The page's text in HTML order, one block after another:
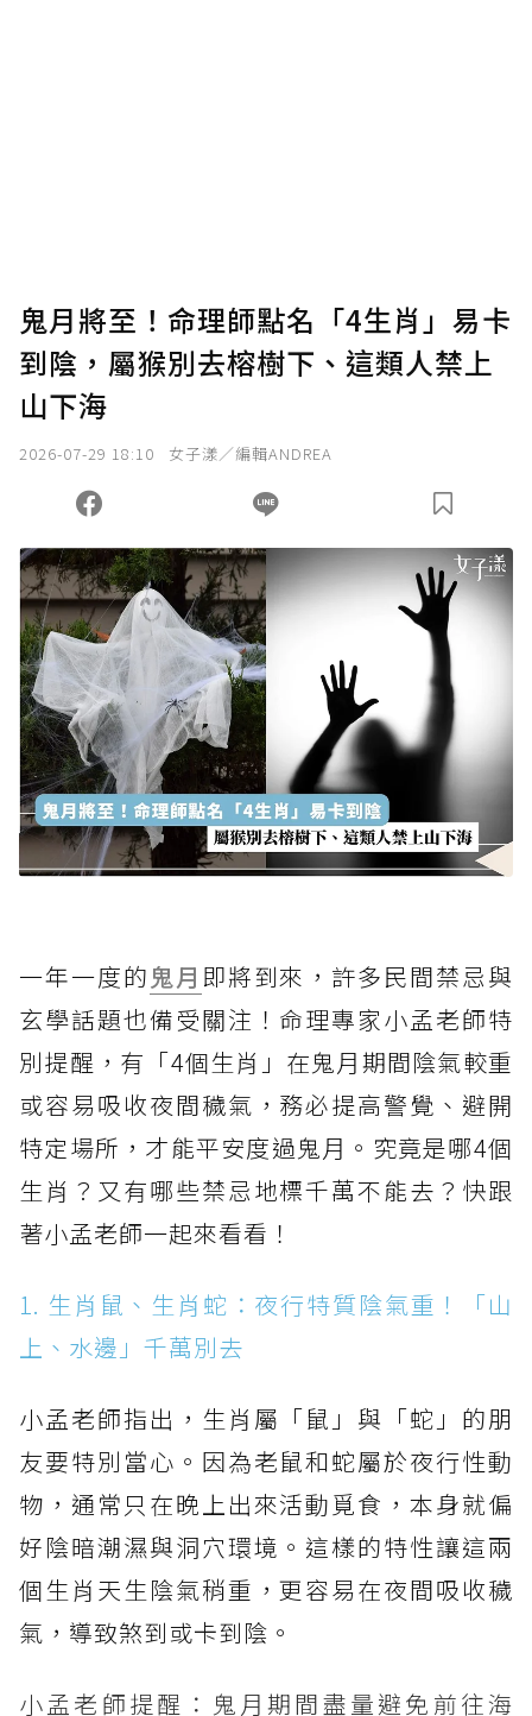
鬼月將至！命理師點名「4生肖」易卡
到陰，屬猴別去榕樹下、這類人禁上
山下海
2026-07-29 18:10 女子漾／編輯ANDREA
一年一度的鬼月 即將到來，許多民間禁忌與
玄學話題也備受關注！命理專家小孟老師特
別提醒，有「4個生肖」在鬼月期間陰氣較重
或容易吸收夜間穢氣，務必提高警覺、避開
特定場所，才能平安度過鬼月。究竟是哪4個
生肖？又有哪些禁忌地標千萬不能去？快跟
著小孟老師一起來看看！
1. 生肖鼠、生肖蛇：夜行特質陰氣重！「山
上、水邊」千萬別去
小孟老師指出，生肖屬「鼠」與「蛇」的朋
友要特別當心。因為老鼠和蛇屬於夜行性動
物，通常只在晚上出來活動覓食，本身就偏
好陰暗潮濕與洞穴環境。這樣的特性讓這兩
個生肖天生陰氣稍重，更容易在夜間吸收穢
氣，導致煞到或卡到陰。
小孟老師提醒：鬼月期間盡量避免前往海